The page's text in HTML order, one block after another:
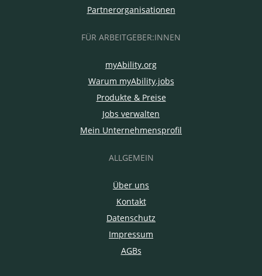
Partnerorganisationen
FÜR ARBEITGEBER:INNEN
myAbility.org
Warum myAbility.jobs
Produkte & Preise
Jobs verwalten
Mein Unternehmensprofil
ALLGEMEIN
Über uns
Kontakt
Datenschutz
Impressum
AGBs